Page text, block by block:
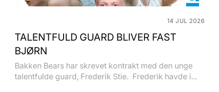
14 JUL 2026
TALENTFULD GUARD BLIVER FAST
BJØRN
Bakken Bears har skrevet kontrakt med den unge
talentfulde guard, Frederik Stie. Frederik havde i...